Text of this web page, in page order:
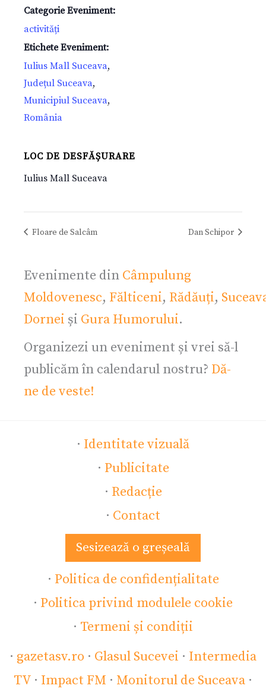
Categorie Eveniment:
activități
Etichete Eveniment:
Iulius Mall Suceava,
Județul Suceava,
Municipiul Suceava,
România
LOC DE DESFĂȘURARE
Iulius Mall Suceava
Floare de Salcâm Dan Schipor
Evenimente din Câmpulung
Moldovenesc, Fălticeni, Rădăuți,
Dornei și Gura Humorului.
Organizezi un eveniment și vrei să-l
publicăm în calendarul nostru? Dă-
ne de veste!
· Identitate vizuală
· Publicitate
· Redacție
· Contact
Sesizează o greșeală
· Politica de confidențialitate
· Politica privind modulele cookie
· Termeni și condiții
· gazetasv.ro · Glasul Sucevei · Intermedia
TV · Impact FM · Monitorul de Suceava ·